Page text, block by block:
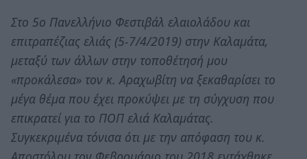
Στο 5ο Πανελλήνιο Φεστιβάλ ελαιολάδου και
επιτραπέζιας ελιάς (5-7/4/2019) στην Καλαμάτα,
μεταξύ των άλλων στην τοποθέτησή μου
«προκάλεσα» τον κ. Αραχωβίτη να ξεκαθαρίσει το
μέγα θέμα που έχει προκύψει με τη σύγχυση που
επικρατεί για το ΠΟΠ ελιά Καλαμάτας.
Συγκεκριμένα τόνισα ότι με την απόφαση του κ.